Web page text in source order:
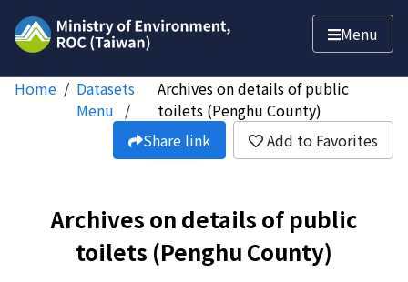
Menu
Home
Datasets
Menu
Archives on details of public
toilets (Penghu County)
Share link
Add to Favorites
Archives on details of public
toilets (Penghu County)